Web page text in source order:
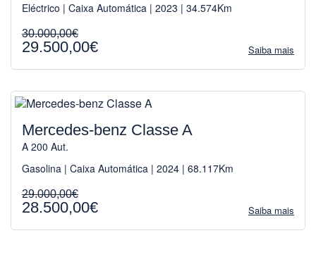
Eléctrico | Caixa Automática | 2023 | 34.574Km
30.000,00€
29.500,00€ Saiba mais
Mercedes-benz Classe A
A 200 Aut.
Gasolina | Caixa Automática | 2024 | 68.117Km
29.000,00€
28.500,00€ Saiba mais